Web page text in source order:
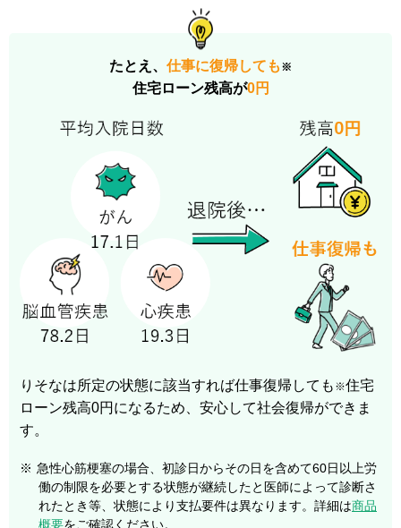
たとえ、 仕事に復帰しても ※
住宅ローン残高が0円
りそなは所定の状態に該当すれば仕事復帰しても ※住宅
ローン残高0円になるため、安心して社会復帰ができま
す。
※ 急性心筋梗塞の場合、初診日からその日を含めて60日以上労
働の制限を必要とする状態が継続したと医師によって診断さ
れたとき等、状態により支払要件は異なります。詳細は商品
概要をご確認ください。